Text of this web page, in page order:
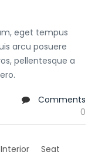
eget tempus
arcu posuere
pellentesque a
Comments
0
Interior Seat